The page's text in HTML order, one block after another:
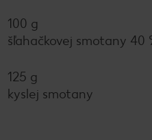
100 g
šľahačkovej smotany 40
125 g
kyslej smotany